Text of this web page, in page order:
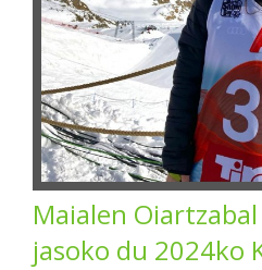
Maialen
jasoko du 2024ko